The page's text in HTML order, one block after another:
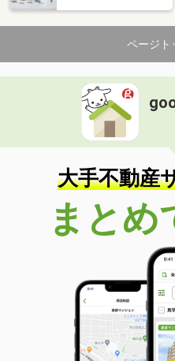
ページト
大手不動産
まとめ